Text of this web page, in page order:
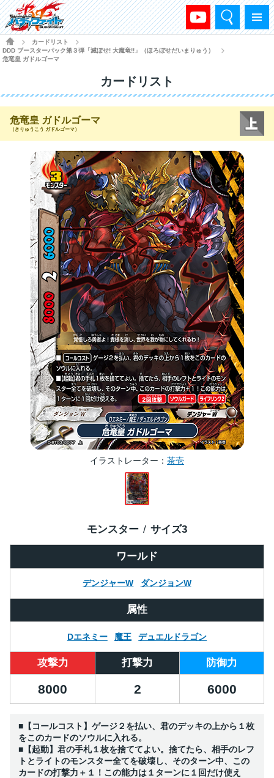
メニュー
検索
HOME
カードリスト
DDD ブースターパック第３弾「滅ぼせ! 大魔竜!!」（ほろぼせだいまりゅう）
危竜皇 ガドルゴーマ
カードリスト
危竜皇 ガドルゴーマ
（きりゅうこう ガドルゴーマ）
イラストレーター 茶壱
ワールド
デンジャーW ダンジョンW
モンスター サイズ3
属性
Dエネミー 魔王 デュエルドラゴン
攻撃力 打撃力 防御力
8000 2 6000
■【コールコスト】ゲージ２を払い、君のデッキの上から１枚
をこのカードのソウルに入れる。
■【起動】君の手札１枚を捨ててよい。捨てたら、相手のレフ
トとライトのモンスター全てを破壊し、そのターン中、この
カードの打撃力＋１！この能力は１ターンに１回だけ使え